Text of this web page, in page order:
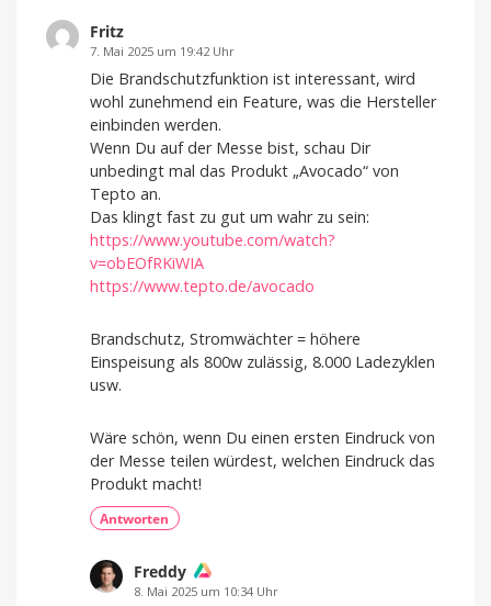
Fritz
7. Mai 2025 um 19:42 Uhr
Die Brandschutzfunktion ist interessant, wird
wohl zunehmend ein Feature, was die Hersteller
einbinden werden.
Wenn Du auf der Messe bist, schau Dir
unbedingt mal das Produkt „Avocado“ von
Tepto an.
Das klingt fast zu gut um wahr zu sein:
https://www.youtube.com/watch?
v=obEOfRKiWIA
https://www.tepto.de/avocado
Brandschutz, Stromwächter = höhere
Einspeisung als 800w zulässig, 8.000 Ladezyklen
usw.
Wäre schön, wenn Du einen ersten Eindruck von
der Messe teilen würdest, welchen Eindruck das
Produkt macht!
Antworten
Freddy
8. Mai 2025 um 10:34 Uhr